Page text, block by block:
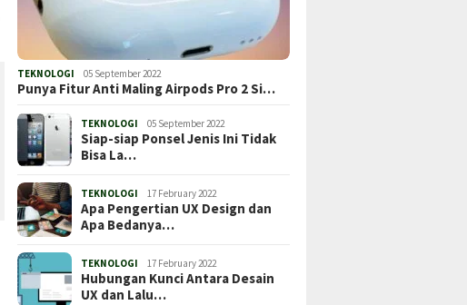
TEKNOLOGI 05 September 2022
Punya Fitur Anti Maling Airpods Pro 2 Si…
TEKNOLOGI 05 September 2022
Siap-siap Ponsel Jenis Ini Tidak
Bisa La…
TEKNOLOGI 17 February 2022
Apa Pengertian UX Design dan
Apa Bedanya…
TEKNOLOGI 17 February 2022
Hubungan Kunci Antara Desain
UX dan Lalu…